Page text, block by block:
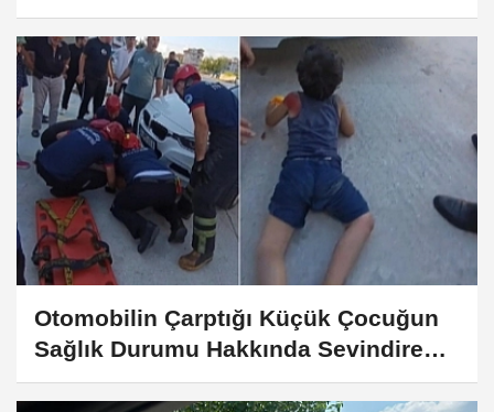
Çarktan Vatandaşlarla Buluşuyor
Otomobilin Çarptığı Küçük Çocuğun
Sağlık Durumu Hakkında Sevindiren
Haber